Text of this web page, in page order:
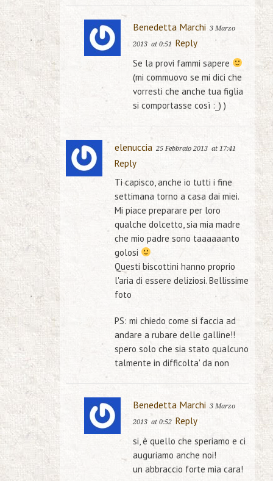
Benedetta Marchi 3 Marzo
2013 at 0:51 Reply
Se la provi fammi sapere
(mi commuovo se mi dici che
vorresti che anche tua figlia
si comportasse così :_) )
elenuccia 25 Febbraio 2013 at 17:41
Reply
Ti capisco, anche io tutti i fine
settimana torno a casa dai miei.
Mi piace preparare per loro
qualche dolcetto, sia mia madre
che mio padre sono taaaaaanto
golosi
Questi biscottini hanno proprio
l'aria di essere deliziosi. Bellissime
foto
PS: mi chiedo come si faccia ad
andare a rubare delle galline!!
spero solo che sia stato qualcuno
talmente in difficolta' da non
Benedetta Marchi 3 Marzo
2013 at 0:52 Reply
si, è quello che speriamo e ci
auguriamo anche noi!
un abbraccio forte mia cara!